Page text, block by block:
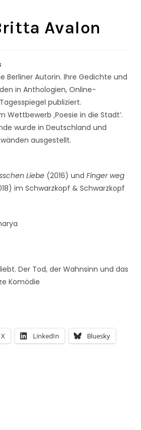
Avalon
Berliner Autorin. Ihre Gedichte und
in Anthologien, Online-
publiziert.
Wettbewerb ‚Poesie in die Stadt‘.
wurde in Deutschland und
ausgestellt.
Liebe (2016) undFinger weg
im Schwarzkopf & Schwarzkopf
Der Tod, der Wahnsinn und das
Komödie
X LinkedIn Bluesky